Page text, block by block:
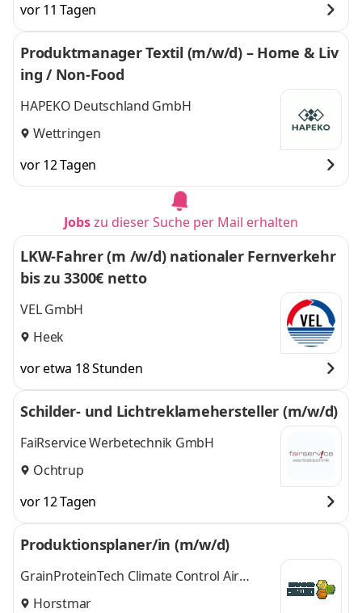
Gescher, Gladbeck,
Gronau, Menden,
Ochtrup, Wickede,
Menden, Ochtrup,
Wickedeund 4 weitere
vor 11 Tagen
Produktmanager Textil (m/w/d) – Home & Liv
ing / Non-Food
HAPEKO Deutschland GmbH
Wettringen
vor 12 Tagen
Jobszu dieser Suche per Mail erhalten
LKW-Fahrer (m /w/d) nationaler Fernverkehr
bis zu 3300€ netto
VEL GmbH
Heek
vor etwa 18 Stunden
Schilder- und Lichtreklamehersteller (m/w/d)
FaiRservice Werbetechnik GmbH
Ochtrup
vor 12 Tagen
Produktionsplaner/in (m/w/d)
GrainProteinTech Climate Control Air
Treatment Germany GmbH
Horstmar